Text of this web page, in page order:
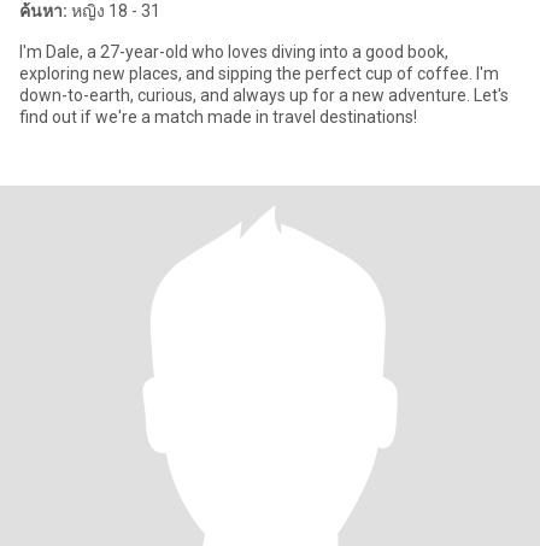
ค้นหา: หญิง 18 - 31
I'm Dale, a 27-year-old who loves diving into a good book,
exploring new places, and sipping the perfect cup of coffee. I'm
down-to-earth, curious, and always up for a new adventure. Let's
find out if we're a match made in travel destinations!